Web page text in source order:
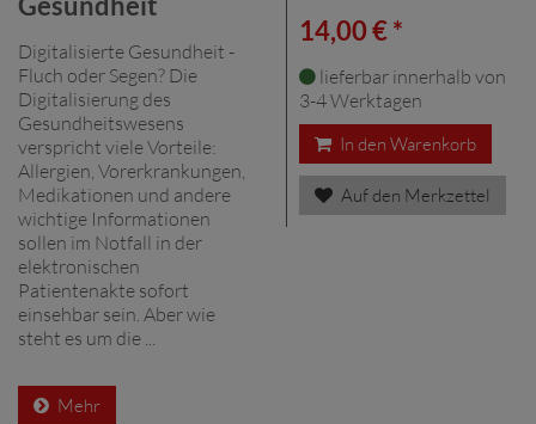
Digitalisierte Gesundheit -
Fluch oder Segen? Die
Digitalisierung des
Gesundheitswesens
verspricht viele Vorteile:
Allergien, Vorerkrankungen,
Medikationen und andere
wichtige Informationen
sollen im Notfall in der
elektronischen
Patientenakte sofort
einsehbar sein. Aber wie
steht es um die ...
Mehr
14,00 € *
lieferbar innerhalb von
3-4 Werktagen
In den Warenkorb
Auf den Merkzettel